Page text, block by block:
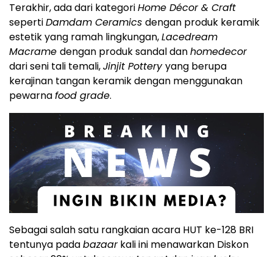
Terakhir, ada dari kategoriHome Décor & Craft
sepertiDamdam Ceramics dengan produk keramik
estetik yang ramah lingkungan,Lacedream
Macrame dengan produk sandal danhomedecor
dari seni tali temali,Jinjit Potteryyang berupa
kerajinan tangan keramik dengan menggunakan
pewarnafood grade.
Sebagai salah satu rangkaian acara HUT ke-128 BRI
tentunya padabazaarkali ini menawarkan Diskon